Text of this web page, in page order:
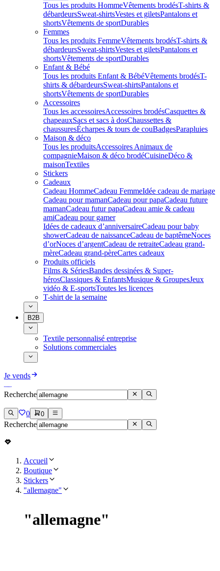
Tous les produits HommeVêtements brodésT-shirts &
débardeursSweat-shirtsVestes et giletsPantalons et
shortsVêtements de sportDurables
Femmes
Tous les produits FemmeVêtements brodésT-shirts &
débardeursSweat-shirtsVestes et giletsPantalons et
shortsVêtements de sportDurables
Enfant & Bébé
Tous les produits Enfant & BébéVêtements brodésT-
shirts & débardeursSweat-shirtsPantalons et
shortsVêtements de sportDurables
Accessoires
Tous les accessoiresAccessoires brodésCasquettes &
chapeauxSacs et sacs à dosChaussettes &
chaussuresÉcharpes & tours de couBadgesParapluies
Maison & déco
Tous les produitsAccessoires Animaux de
compagnieMaison & déco brodéCuisineDéco &
maisonTextiles
Stickers
Cadeaux
Cadeau HommeCadeau FemmeIdée cadeau de mariage​
Cadeau pour mamanCadeau pour papaCadeau future
mamanCadeau futur papaCadeau amie & cadeau
amiCadeau pour gamer
Idées de cadeaux d’anniversaireCadeau pour baby
showerCadeau de naissanceCadeau de baptêmeNoces
d’orNoces d’argentCadeau de retraiteCadeau grand-
mèreCadeau grand-pèreCartes cadeaux
Produits officiels
Films & SériesBandes dessinées & Super-
hérosClassiques & EnfantsMusique & GroupesJeux
vidéo & E-sportsToutes les licences
T-shirt de la semaine
B2B
Textile personnalisé entreprise
Solutions commerciales
Je vends
Recherche
0 0
Recherche
Accueil
Boutique
Stickers
"allemagne"
"allemagne"